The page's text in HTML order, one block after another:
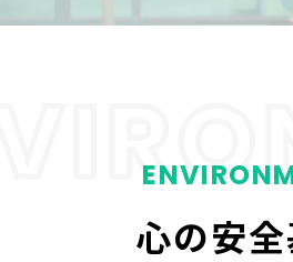
心の安